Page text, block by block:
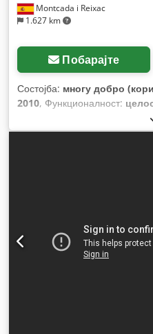
Montcada i Reixac
1.627 km
Побарајте
Состојба: многу добро
2010, Функционалност:
,